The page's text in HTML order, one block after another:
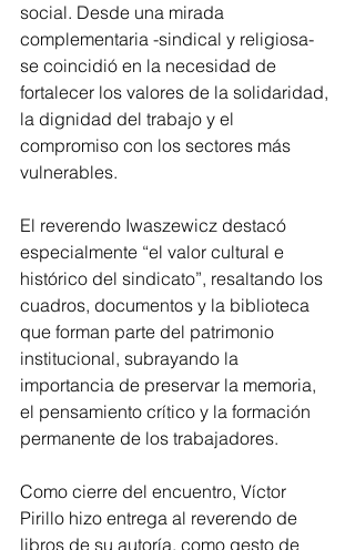
social. Desde una mirada
complementaria -sindical y religiosa-
se coincidió en la necesidad de
fortalecer los valores de la solidaridad,
la dignidad del trabajo y el
compromiso con los sectores más
vulnerables.
El reverendo Iwaszewicz destacó
especialmente “el valor cultural e
histórico del sindicato”, resaltando los
cuadros, documentos y la biblioteca
que forman parte del patrimonio
institucional, subrayando la
importancia de preservar la memoria,
el pensamiento crítico y la formación
permanente de los trabajadores.
Como cierre del encuentro, Víctor
Pirillo hizo entrega al reverendo de
libros de su autoría, como gesto de